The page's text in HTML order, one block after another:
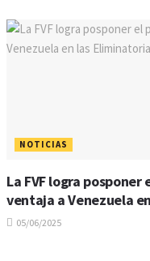
NOTICIAS
La FVF logra
ventaja a Venezuela
05/06/2025